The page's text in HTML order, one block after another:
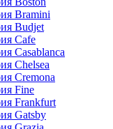
Bramini
Budjet
Cafe
Casablanca
Chelsea
Cremona
Fine
Frankfurt
Gatsby